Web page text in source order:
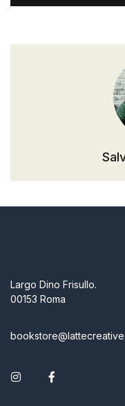
Largo Dino Frisullo.
00153 Roma
Instagram